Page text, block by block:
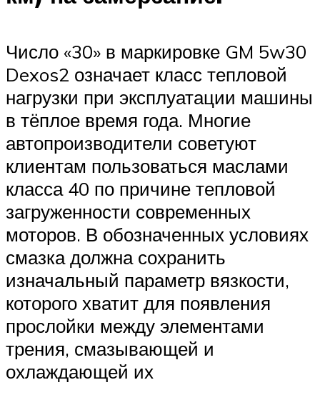
Число «30» в маркировке GM 5w30
Dexos2 означает класс тепловой
нагрузки при эксплуатации машины
в тёплое время года. Многие
автопроизводители советуют
клиентам пользоваться маслами
класса 40 по причине тепловой
загруженности современных
моторов. В обозначенных условиях
смазка должна сохранить
изначальный параметр вязкости,
которого хватит для появления
прослойки между элементами
трения, смазывающей и
охлаждающей их